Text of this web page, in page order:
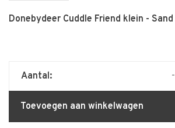
Donebydeer Cuddle Friend klein - Sand
Aantal: -
Toevoegen aan winkelwagen